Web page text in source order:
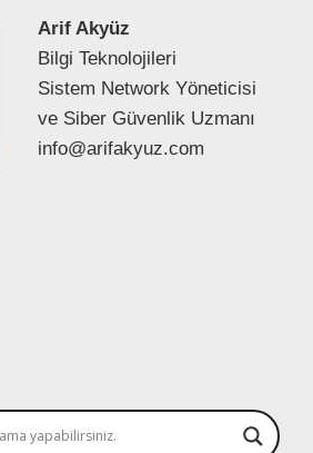
Arif Akyüz
Bilgi Teknolojileri
Sistem Network Yöneticisi
ve Siber Güvenlik Uzmanı
info@arifakyuz.com